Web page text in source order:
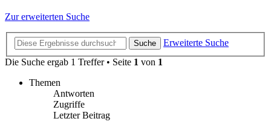
Zur erweiterten Suche
Suche
Erweiterte Suche
Die Suche ergab 1 Treffer • Seite 1 von 1
Themen
Antworten
Zugriffe
Letzter Beitrag